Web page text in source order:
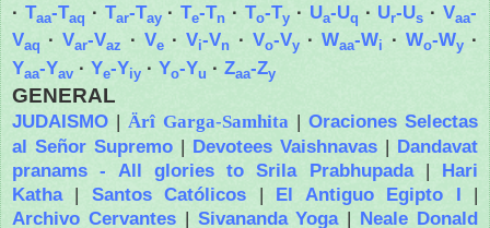
· Taa-Taq · Tar-Tay·Te-Tn ·To-Ty · Ua-Uq · Ur-Us ·Vaa-
Vaq ·Var-Vaz · Ve·Vi-Vn · Vo-Vy·Waa-Wi · Wo-Wy·
Yaa-Yav · Ye-Yiy · Yo-Yu · Zaa-Zy
GENERAL
JUDAISMO |Ärî Garga-Samhita | Oraciones Selectas
al Señor Supremo | Devotees Vaishnavas | Dandavat
pranams - All glories to Srila Prabhupada| Hari
Katha| Santos Católicos | El Antiguo Egipto I |
Archivo Cervantes| Sivananda Yoga| Neale Donald